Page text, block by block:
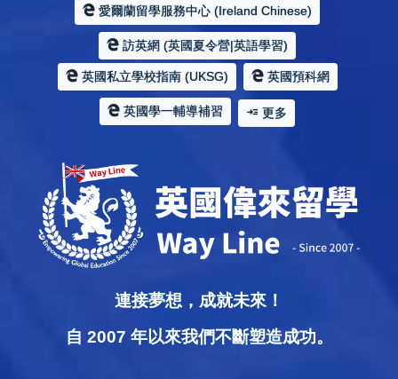
愛爾蘭留學服務中心 (Ireland Chinese)
訪英網 (英國夏令營|英語學習)
英國私立學校指南 (UKSG) 英國預科網
英國學一輔導補習 更多
連接夢想，成就未來！
自 2007 年以來我們不斷塑造成功。